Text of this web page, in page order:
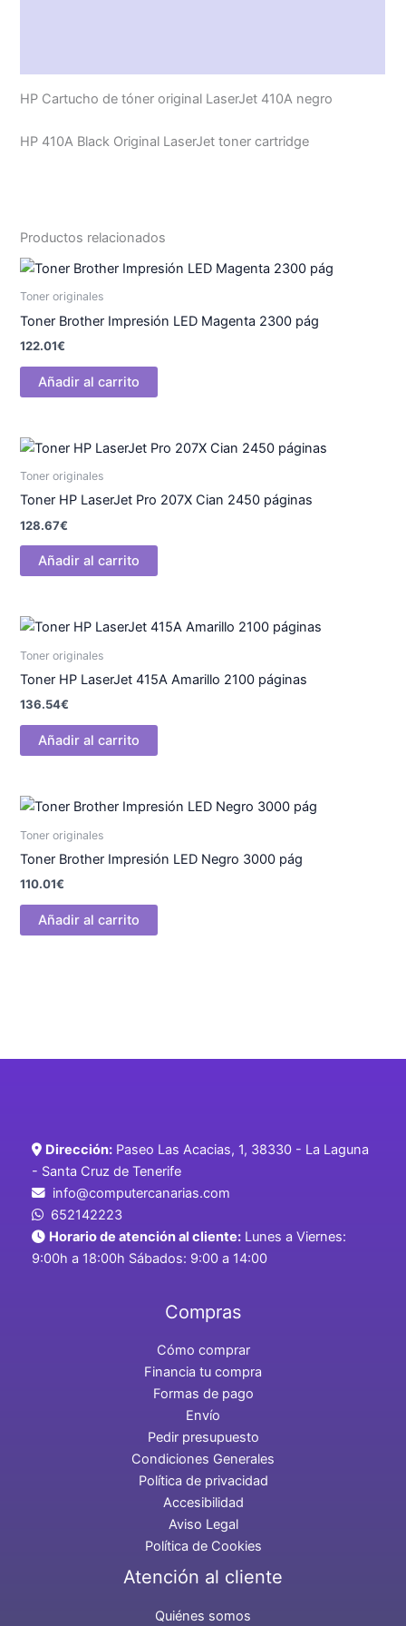
HP Cartucho de tóner original LaserJet 410A negro
HP 410A Black Original LaserJet toner cartridge
Productos relacionados
Toner originales
Toner Brother Impresión LED Magenta 2300 pág
122.01€
Añadir al carrito
Toner originales
Toner HP LaserJet Pro 207X Cian 2450 páginas
128.67€
Añadir al carrito
Toner originales
Toner HP LaserJet 415A Amarillo 2100 páginas
136.54€
Añadir al carrito
Toner originales
Toner Brother Impresión LED Negro 3000 pág
110.01€
Añadir al carrito
Dirección: Paseo Las Acacias, 1, 38330 - La Laguna
- Santa Cruz de Tenerife
info@computercanarias.com
652142223
Horario de atención al cliente: Lunes a Viernes:
9:00h a 18:00h Sábados: 9:00 a 14:00
Compras
Cómo comprar
Financia tu compra
Formas de pago
Envío
Pedir presupuesto
Condiciones Generales
Política de privacidad
Accesibilidad
Aviso Legal
Política de Cookies
Atención al cliente
Quiénes somos